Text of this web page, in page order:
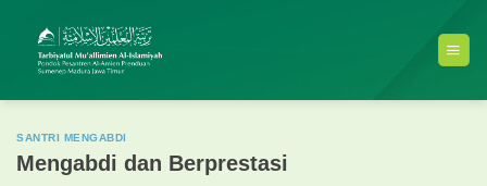
content
SANTRI MENGABDI
Mengabdi dan Berprestasi